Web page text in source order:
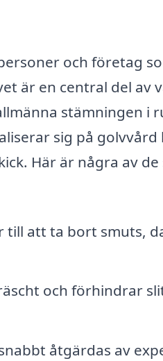
och företag
är en central del av
stämningen i
sig på golvvård
Här är några av
till att ta bort smuts,
och förhindrar
åtgärdas av